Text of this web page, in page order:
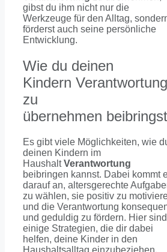
gibst du ihm nicht nur die
Werkzeuge für den Alltag,
förderst auch seine persönliche
Entwicklung.
Wie du deinen
Kindern Verantwortung
zu
übernehmen beibringst
Es gibt viele Möglichkeiten, wie
deinen Kindern im
HaushaltVerantwortung
beibringen kannst. Dabei kommt
darauf an, altersgerechte
zu wählen, sie positiv zu
und die Verantwortung
und geduldig zu fördern. Hier sind
einige Strategien, die dir dabei
helfen, deine Kinder in den
Haushaltsalltag einzubeziehen.